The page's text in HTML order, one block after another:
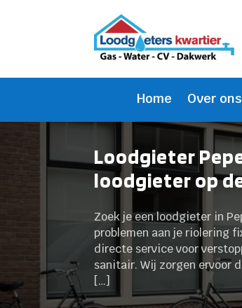
Home Over ons
Loodgieter
loodgieter op
Zoek je een loodgieter in
problemen aan je riolering
directe service voor
sanitair. Wij zorgen ervoor
[…]